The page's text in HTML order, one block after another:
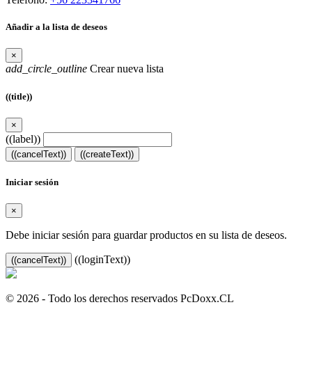
Añadir a la lista de deseos
×
add_circle_outline Crear nueva lista
((title))
×
((label))
((cancelText)) ((createText))
Iniciar sesión
×
Debe iniciar sesión para guardar productos en su lista de deseos.
((cancelText)) ((loginText))
© 2026 - Todo los derechos reservados PcDoxx.CL